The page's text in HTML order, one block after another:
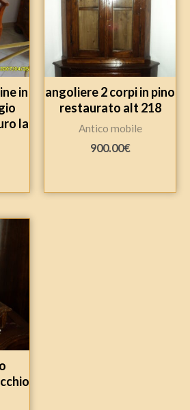
in
la
angoliere 2 corpi in pino
restaurato alt 218
Antico mobile
900.00€